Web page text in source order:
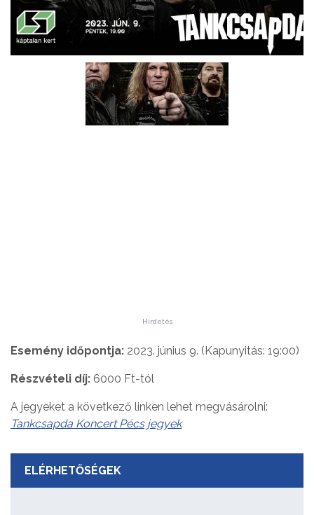
Hirdetés
Esemény időpontja: 2023. június 9. (Kapunyitás: 19:00)
Részvételi díj: 6000 Ft-tól
A jegyeket a következő linken lehet megvásárolni:
Tankcsapda Koncert Pécs jegyek
ELÉRHETŐSÉGEK